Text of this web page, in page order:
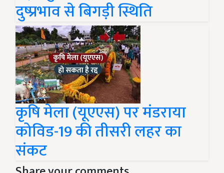
दुष्प्रभाव से बिगड़ी स्थिति
कृषि मेला (यूएएस) पर मंडराया
कोविड-19 की तीसरी लहर का
संकट